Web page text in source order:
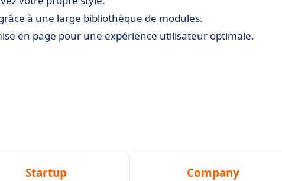
à une large bibliothèque de modules.
en page pour une expérience utilisateur optimale.
Startup Company